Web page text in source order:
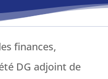
finances,
DG adjoint de